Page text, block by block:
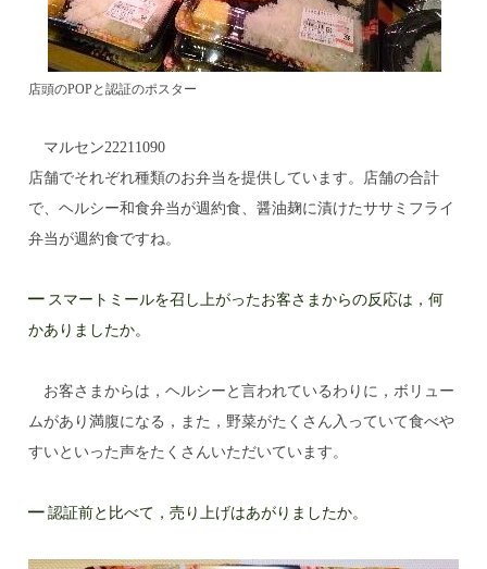
店頭のPOPと認証のポスター
マルセン22211090
店舗でそれぞれ種類のお弁当を提供しています。店舗の合計
で、ヘルシー和食弁当が週約食、醤油麹に漬けたササミフライ
弁当が週約食ですね。
━ スマートミールを召し上がったお客さまからの反応は，何
かありましたか。
お客さまからは，ヘルシーと言われているわりに，ボリュー
ムがあり満腹になる，また，野菜がたくさん入っていて食べや
すいといった声をたくさんいただいています。
━認証前と比べて，売り上げはあがりましたか。